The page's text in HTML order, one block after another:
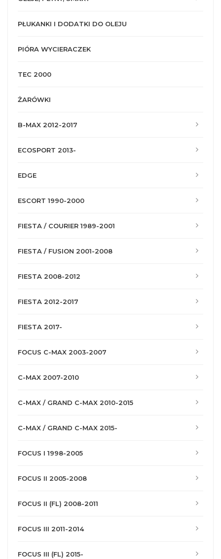
PŁUKANKI I DODATKI DO OLEJU
PIÓRA WYCIERACZEK
TEC 2000
ŻARÓWKI
B-MAX 2012-2017
ECOSPORT 2013-
EDGE
ESCORT 1990-2000
FIESTA / COURIER 1989-2001
FIESTA / FUSION 2001-2008
FIESTA 2008-2012
FIESTA 2012-2017
FIESTA 2017-
FOCUS C-MAX 2003-2007
C-MAX 2007-2010
C-MAX / GRAND C-MAX 2010-2015
C-MAX / GRAND C-MAX 2015-
FOCUS I 1998-2005
FOCUS II 2005-2008
FOCUS II (FL) 2008-2011
FOCUS III 2011-2014
FOCUS III (FL) 2015-